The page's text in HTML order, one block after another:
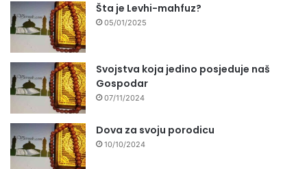
Šta je Levhi-mahfuz?
05/01/2025
Svojstva koja jedino posjeduje naš
Gospodar
07/11/2024
Dova za svoju porodicu
10/10/2024